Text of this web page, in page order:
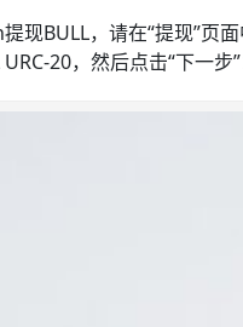
现BULL，请在“提现”页
20，然后点击“下一步”